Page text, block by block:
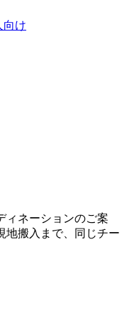
向け
ィネーションのご案
地搬入まで、同じチー